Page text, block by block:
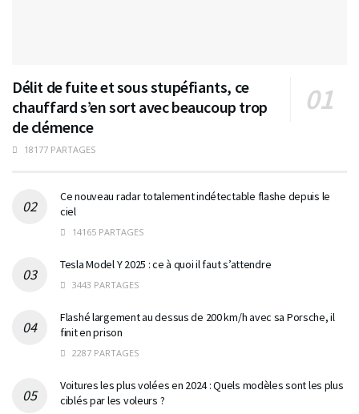
Délit de fuite et sous stupéfiants, ce
chauffard s’en sort avec beaucoup trop
de clémence
18177 PARTAGES
Ce nouveau radar totalement indétectable flashe depuis le
ciel
14165 PARTAGES
Tesla Model Y 2025 : ce à quoi il faut s’attendre
3443 PARTAGES
Flashé largement au dessus de 200 km/h avec sa Porsche, il
finit en prison
2287 PARTAGES
Voitures les plus volées en 2024 : Quels modèles sont les plus
ciblés par les voleurs ?